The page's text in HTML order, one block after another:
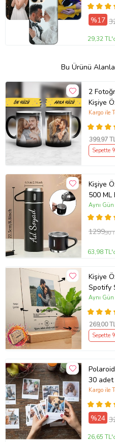
%17
29,32
Bu Ürünü
2
Kişiye
Ablaya
Kargo ile
399,97
Sepette
Kişiye
500 ML
Siyah
Aynı
1299,90
63,98
Kişiye
Spotify
Plak
Aynı
269,00
Sepette
30 adet
Kargo ile
%24
26,65